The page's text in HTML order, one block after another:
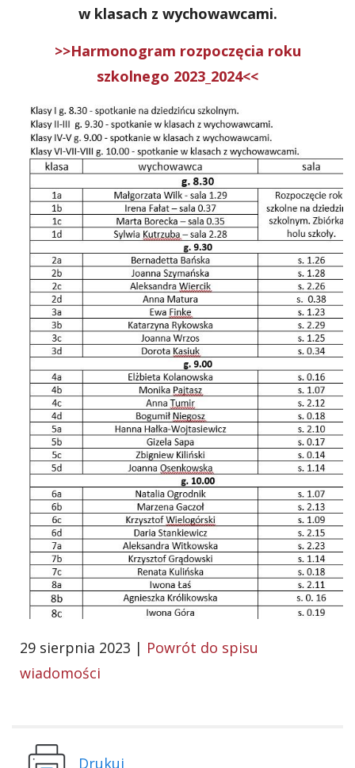
w klasach z wychowawcami.
>>Harmonogram rozpoczęcia roku
szkolnego 2023_2024<<
29 sierpnia 2023 | Powrót do spisu
wiadomości
Drukuj